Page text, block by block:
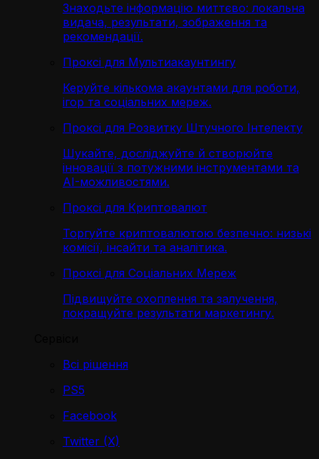
Знаходьте інформацію миттєво: локальна
видача, результати, зображення та
рекомендації.
Проксі для Мультиакаунтингу
Керуйте кількома акаунтами для роботи,
ігор та соціальних мереж.
Проксі для Розвитку Штучного Інтелекту
Шукайте, досліджуйте й створюйте
інновації з потужними інструментами та
AI-можливостями.
Проксі для Криптовалют
Торгуйте криптовалютою безпечно: низькі
комісії, інсайти та аналітика.
Проксі для Соціальних Мереж
Підвищуйте охоплення та залучення,
покращуйте результати маркетингу.
Всі рішення
PS5
Facebook
Twitter (X)